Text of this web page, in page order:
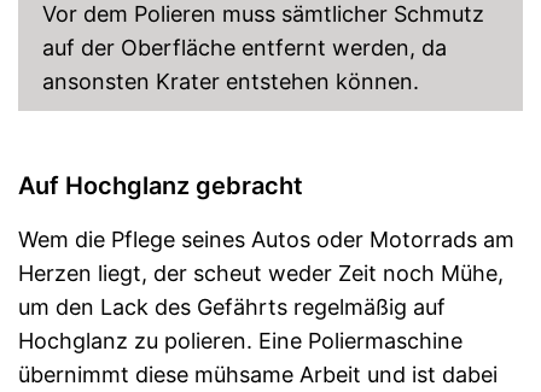
Vor dem Polieren muss sämtlicher Schmutz
auf der Oberfläche entfernt werden, da
ansonsten Krater entstehen können.
Auf Hochglanz gebracht
Wem die Pflege seines Autos oder Motorrads am
Herzen liegt, der scheut weder Zeit noch Mühe,
um den Lack des Gefährts regelmäßig auf
Hochglanz zu polieren. Eine Poliermaschine
übernimmt diese mühsame Arbeit und ist dabei